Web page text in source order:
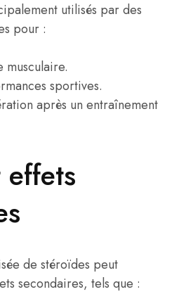
utilisés par des
pour :
musculaire.
sportives.
après un entraînement
effets
de stéroïdes peut
secondaires, tels que :